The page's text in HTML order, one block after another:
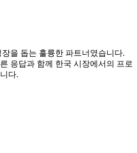
을 돕는 훌륭한 파트너였습니다.
응답과 함께 한국 시장에서의 프로
다.